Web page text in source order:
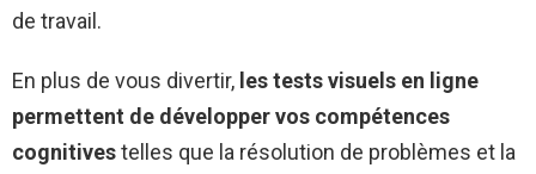
de travail.
En plus de vous divertir, les tests visuels en ligne
permettent de développer vos compétences
cognitivestelles que la résolution de problèmes et la